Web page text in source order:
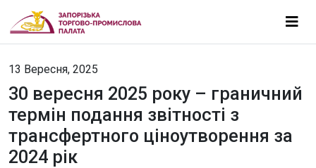
13 Вересня, 2025
30 вересня 2025 року – граничний
термін подання звітності з
трансфертного ціноутворення за
2024 рік